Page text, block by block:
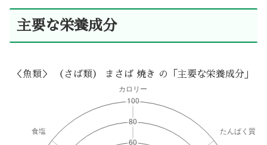
主要な栄養成分
＜魚類＞ （さば類） まさば 焼き の「主要な栄養成分」